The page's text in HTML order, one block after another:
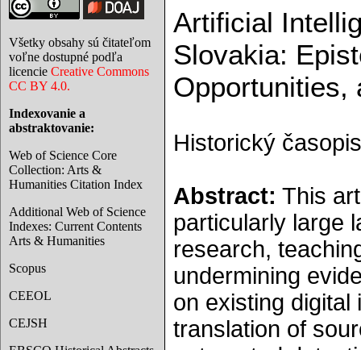
Všetky obsahy sú čitateľom
voľne dostupné podľa
licencie Creative Commons
CC BY 4.0.
Indexovanie a
abstraktovanie:
Web of Science Core
Collection: Arts &
Humanities Citation Index
Additional Web of Science
Indexes: Current Contents
Arts & Humanities
Scopus
CEEOL
CEJSH
Artificial
Slovakia:
Opportunities,
Historický
Abstract: This
particularly large
research,
undermining
on existing digital
translation of